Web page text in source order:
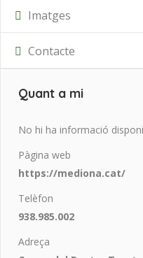
Imatges
Contacte
Quant a mi
No hi ha informació
Pàgina web
https://mediona.cat/
Telèfon
938.985.002
Adreça